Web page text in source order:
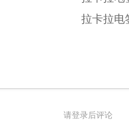
拉卡拉电
请登录后评论